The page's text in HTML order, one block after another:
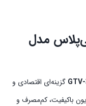
۳۲ اینچ جی‌پلاس مدل
گزینه‌ای اقتصادی و
باکیفیت، کم‌مصرف و